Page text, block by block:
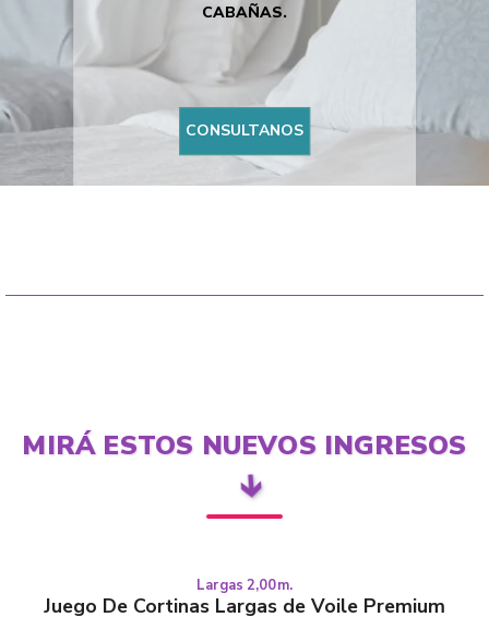
CABAÑAS.
CONSULTANOS
MIRÁ ESTOS NUEVOS INGRESOS
🡳
Largas 2,00m.
Juego De Cortinas Largas de Voile Premium
This
product